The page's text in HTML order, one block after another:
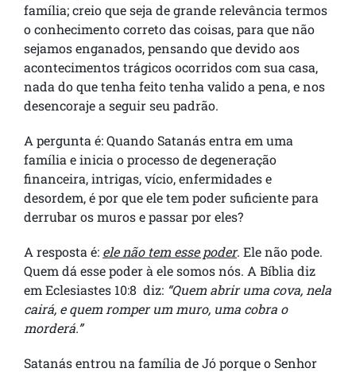
família; creio que seja de grande relevância termos
o conhecimento correto das coisas, para que não
sejamos enganados, pensando que devido aos
acontecimentos trágicos ocorridos com sua casa,
nada do que tenha feito tenha valido a pena, e nos
desencoraje a seguir seu padrão.
A pergunta é: Quando Satanás entra em uma
família e inicia o processo de degeneração
financeira, intrigas, vício, enfermidades e
desordem, é por que ele tem poder suficiente para
derrubar os muros e passar por eles?
A resposta é: ele não tem esse poder. Ele não pode.
Quem dá esse poder à ele somos nós. A Bíblia diz
em Eclesiastes 10:8 diz: “Quem abrir uma cova, nela
cairá, e quem romper um muro, uma cobra o
morderá.”
Satanás entrou na família de Jó porque o Senhor